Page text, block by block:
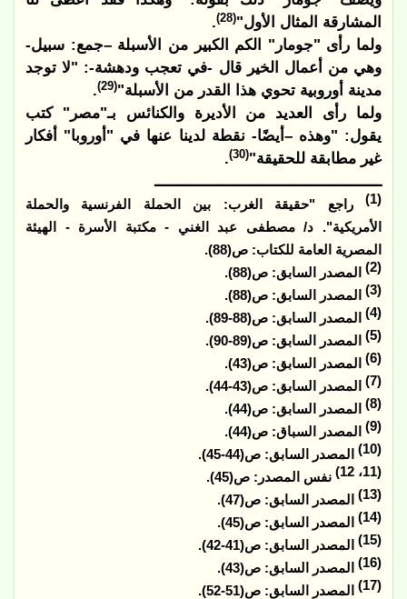
المشارقة المثال الأول"(28)
.
ولما رأى "جومار" الكم الكبير من الأسبلة –جمع: سبيل-
وهي من أعمال الخير قال -في تعجب ودهشة-: "لا توجد
مدينة أوروبية تحوي هذا القدر من الأسبلة"(29)
.
ولما رأى العديد من الأديرة والكنائس بـ"مصر" كتب
يقول: "وهذه –أيضًا- نقطة لدينا عنها في "أوروبا" أفكار
غير مطابقة للحقيقة"(30)
.
ــــــــــــــــــــــــــــــــــــــــــــــــــ
(1)
راجع "حقيقة الغرب: بين الحملة الفرنسية والحملة
الأمريكية". د/ مصطفى عبد الغني - مكتبة الأسرة - الهيئة
المصرية العامة للكتاب: ص(88).
(2)
المصدر السابق: ص(88).
(3)
المصدر السابق: ص(88).
(4)
المصدر السابق: ص(88-89).
(5)
المصدر السابق: ص(89-90).
(6)
المصدر السابق: ص(43).
(7)
المصدر السابق: ص(43-44).
(8)
المصدر السابق: ص(44).
(9)
المصدر السباق: ص(44).
(10)
المصدر السابق: ص(44-45).
(11، 12)
نفس المصدر: ص(45).
(13)
المصدر السابق: ص(47).
(14)
المصدر السابق: ص(45).
(15)
المصدر السابق: ص(41-42).
(16)
المصدر السابق: ص(43).
(17)
المصدر السابق: ص(51-52).